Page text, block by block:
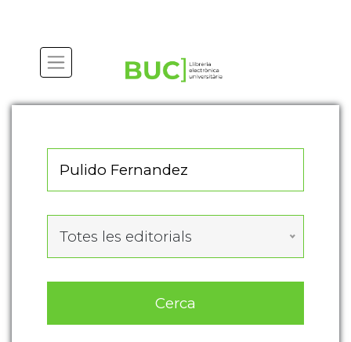
Totes les editorials
Cerca